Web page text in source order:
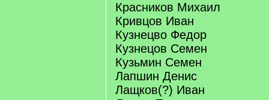
Красников Михаил
Кривцов Иван
Кузнецво Федор
Кузнецов Семен
Кузьмин Семен
Лапшин Денис
Лащков(?) Иван